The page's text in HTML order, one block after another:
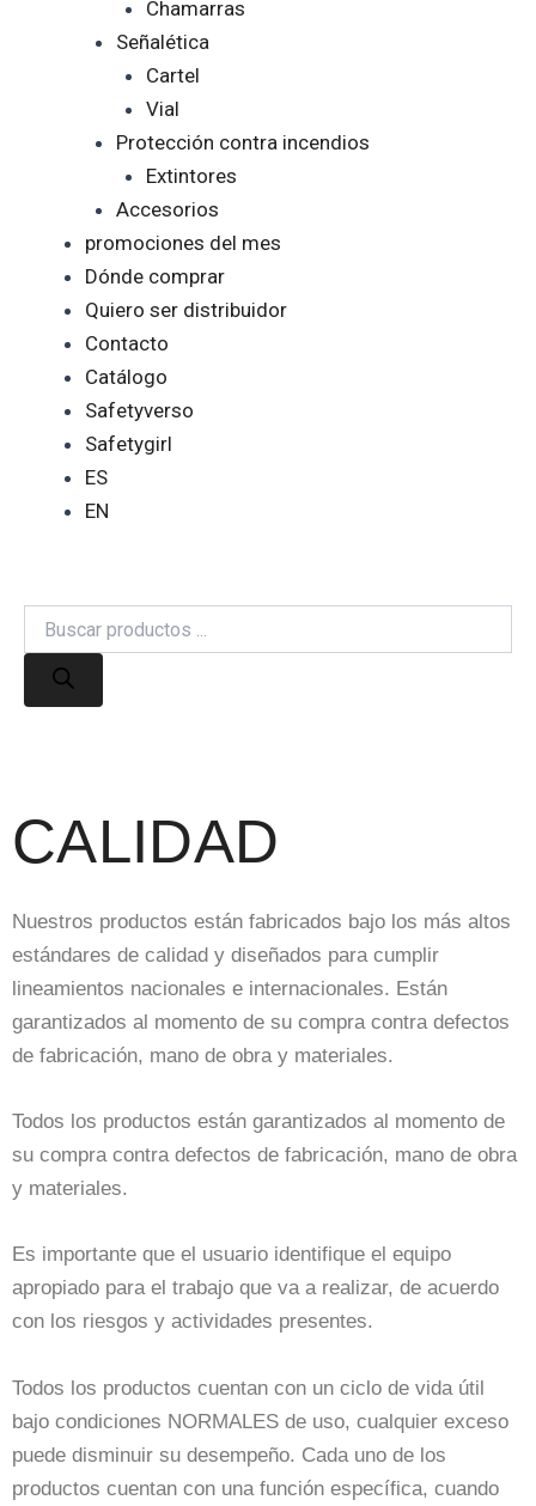
Chamarras
Señalética
Cartel
Vial
Protección contra incendios
Extintores
Accesorios
promociones del mes
Dónde comprar
Quiero ser distribuidor
Contacto
Catálogo
Safetyverso
Safetygirl
ES
EN
search
CALIDAD
Nuestros productos están fabricados bajo los más altos
estándares de calidad y diseñados para cumplir
lineamientos nacionales e internacionales. Están
garantizados al momento de su compra contra defectos
de fabricación, mano de obra y materiales.
Todos los productos están garantizados al momento de
su compra contra defectos de fabricación, mano de obra
y materiales.
Es importante que el usuario identifique el equipo
apropiado para el trabajo que va a realizar, de acuerdo
con los riesgos y actividades presentes.
Todos los productos cuentan con un ciclo de vida útil
bajo condiciones NORMALES de uso, cualquier exceso
puede disminuir su desempeño. Cada uno de los
productos cuentan con una función específica, cuando